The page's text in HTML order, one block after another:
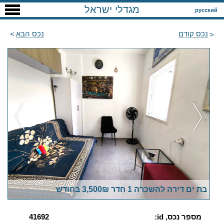
русский מגדלי ישראל
נכס קודם נכס הבא
בת ים דירה להשכרה 1 חדר 3,500₪ בחודש
מספר נכס, id:
41692